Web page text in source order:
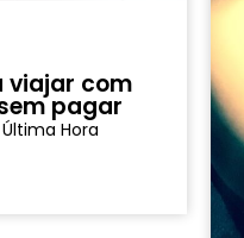
viajar com
pagar
Última Hora